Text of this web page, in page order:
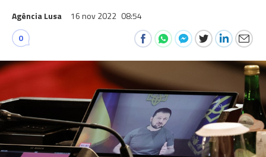
Agência Lusa 16 nov 2022 08:54
0